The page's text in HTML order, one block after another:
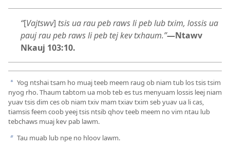
“[Vajtswv] tsis ua rau peb raws li peb lub txim, lossis ua
pauj rau peb raws li peb tej kev txhaum.”—Ntawv
Nkauj 103:10.
a Yog ntshai tsam ho muaj teeb meem raug ob niam tub los tsis tsim
nyog rho. Thaum tabtom ua mob teb es tus menyuam lossis leej niam
yuav tsis dim ces ob niam txiv mam txiav txim seb yuav ua li cas,
tiamsis feem coob yeej tsis ntsib qhov teeb meem no vim ntau lub
tebchaws muaj kev pab lawm.
b Tau muab lub npe no hloov lawm.